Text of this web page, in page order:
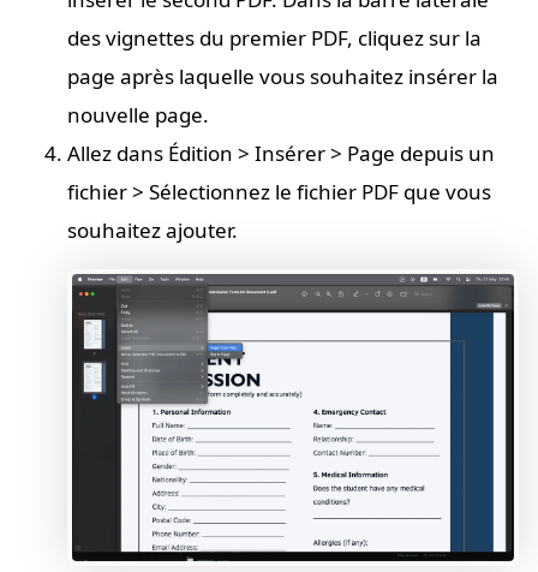
des vignettes du premier PDF, cliquez sur la
page après laquelle vous souhaitez insérer la
nouvelle page.
Allez dans Édition > Insérer > Page depuis un
fichier > Sélectionnez le fichier PDF que vous
souhaitez ajouter.